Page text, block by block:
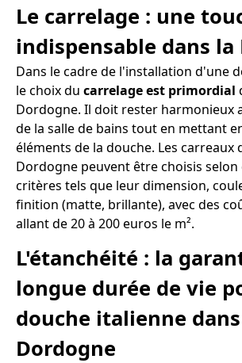
Le carrelage : une
indispensable dans la
Dans le cadre de l'installation d'une
le choix du carrelage est primordial
Dordogne. Il doit rester harmonieux
de la salle de bains tout en mettant
éléments de la douche. Les carreaux
Dordogne peuvent être choisis
critères tels que leur dimension,
finition (matte, brillante), avec des
allant de 20 à 200 euros le m².
L'étanchéité : la
longue durée de vie
douche italienne
Dordogne